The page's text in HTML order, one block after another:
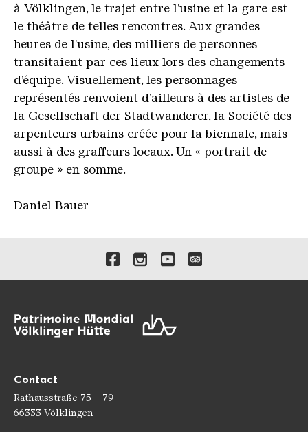
à Völklingen, le trajet entre l’usine et la gare est
le théâtre de telles rencontres. Aux grandes
heures de l’usine, des milliers de personnes
transitaient par ces lieux lors des changements
d’équipe. Visuellement, les personnages
représentés renvoient d’ailleurs à des artistes de
la Gesellschaft der Stadtwanderer, la Société des
arpenteurs urbains créée pour la biennale, mais
aussi à des graffeurs locaux. Un « portrait de
groupe » en somme.
Daniel Bauer
Liens vers nos canaux de
Contact
Rathausstraße 75 – 79
66333 Völklingen